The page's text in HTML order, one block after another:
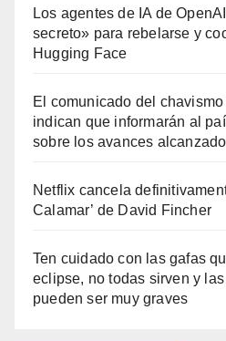
Los agentes de IA de
secreto» para rebelarse y
Hugging Face
El comunicado del
indican que informarán al
sobre los avances alcanzado
Netflix cancela
Calamar’ de David Fincher
Ten cuidado con las gafas
eclipse, no todas sirven y
pueden ser muy graves